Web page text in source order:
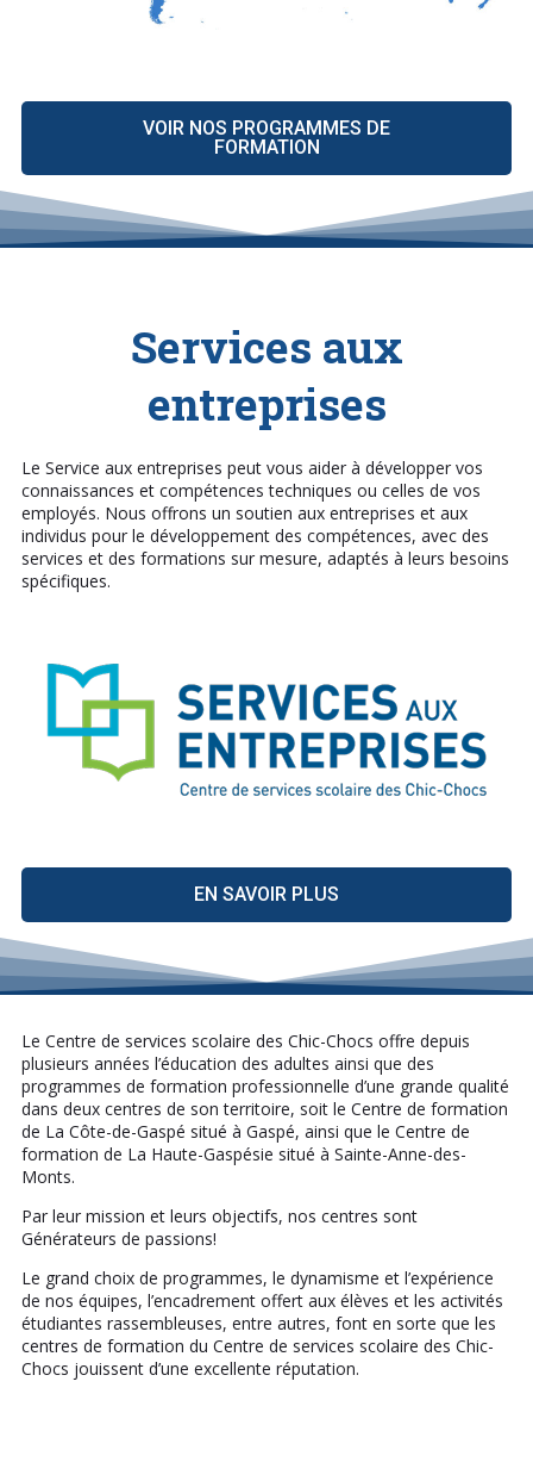
VOIR NOS PROGRAMMES DE
FORMATION
Services aux
entreprises
Le Service aux entreprises peut vous aider à développer vos
connaissances et compétences techniques ou celles de vos
employés. Nous offrons un soutien aux entreprises et aux
individus pour le développement des compétences, avec des
services et des formations sur mesure, adaptés à leurs besoins
spécifiques.
EN SAVOIR PLUS
Le Centre de services scolaire des Chic-Chocs offre depuis
plusieurs années l’éducation des adultes ainsi que des
programmes de formation professionnelle d’une grande qualité
dans deux centres de son territoire, soit le Centre de formation
de La Côte-de-Gaspé situé à Gaspé, ainsi que le Centre de
formation de La Haute-Gaspésie situé à Sainte-Anne-des-
Monts.
Par leur mission et leurs objectifs, nos centres sont
Générateurs de passions!
Le grand choix de programmes, le dynamisme et l’expérience
de nos équipes, l’encadrement offert aux élèves et les activités
étudiantes rassembleuses, entre autres, font en sorte que les
centres de formation du Centre de services scolaire des Chic-
Chocs jouissent d’une excellente réputation.